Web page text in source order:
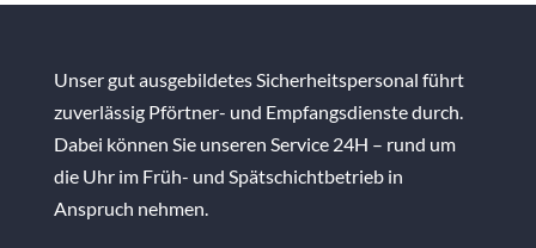
Unser gut ausgebildetes Sicherheitspersonal führt
zuverlässig Pförtner- und Empfangsdienste durch.
Dabei können Sie unseren Service 24H – rund um
die Uhr im Früh- und Spätschichtbetrieb in
Anspruch nehmen.